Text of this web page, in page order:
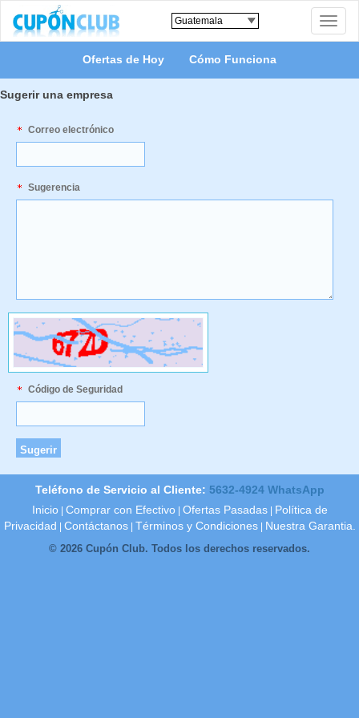
Toggle
Ofertas de Hoy Cómo Funciona
Sugerir una empresa
Correo electrónico
Sugerencia
Código de Seguridad
Teléfono de Servicio al Cliente: 5632-4924 WhatsApp
Inicio | Comprar con Efectivo | Ofertas Pasadas | Política de
Privacidad | Contáctanos | Términos y Condiciones | Nuestra Garantia.
© 2026 Cupón Club. Todos los derechos reservados.